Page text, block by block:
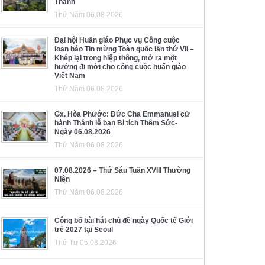
Thứ Năm 06.08.2026
Đại hội Huấn giáo Phục vụ Công cuộc
loan báo Tin mừng Toàn quốc lần thứ VII –
Khép lại trong hiệp thông, mở ra một
hướng đi mới cho công cuộc huấn giáo
Việt Nam
Thứ Năm 06.08.2026
Gx. Hòa Phước: Đức Cha Emmanuel cử
hành Thánh lễ ban Bí tích Thêm Sức-
Ngày 06.08.2026
Thứ Năm 06.08.2026
07.08.2026 – Thứ Sáu Tuần XVIII Thường
Niên
Thứ Năm 06.08.2026
Công bố bài hát chủ đề ngày Quốc tế Giới
trẻ 2027 tại Seoul
Thứ Tư 05.08.2026